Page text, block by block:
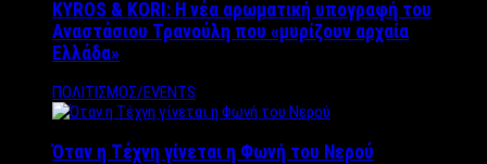
KYROS & KORI: Η νέα αρωματική υπογραφή του
Αναστάσιου Τρανούλη που «μυρίζουν αρχαία
Ελλάδα»
ΠΟΛΙΤΙΣΜΟΣ/EVENTS
Όταν η Τέχνη γίνεται η Φωνή του Νερού